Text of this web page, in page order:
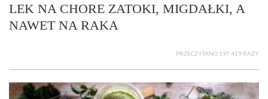
LEK NA CHORE ZATOKI, MIGDAŁKI, A
NAWET NA RAKA
PRZECZYTANO 197 419 RAZY